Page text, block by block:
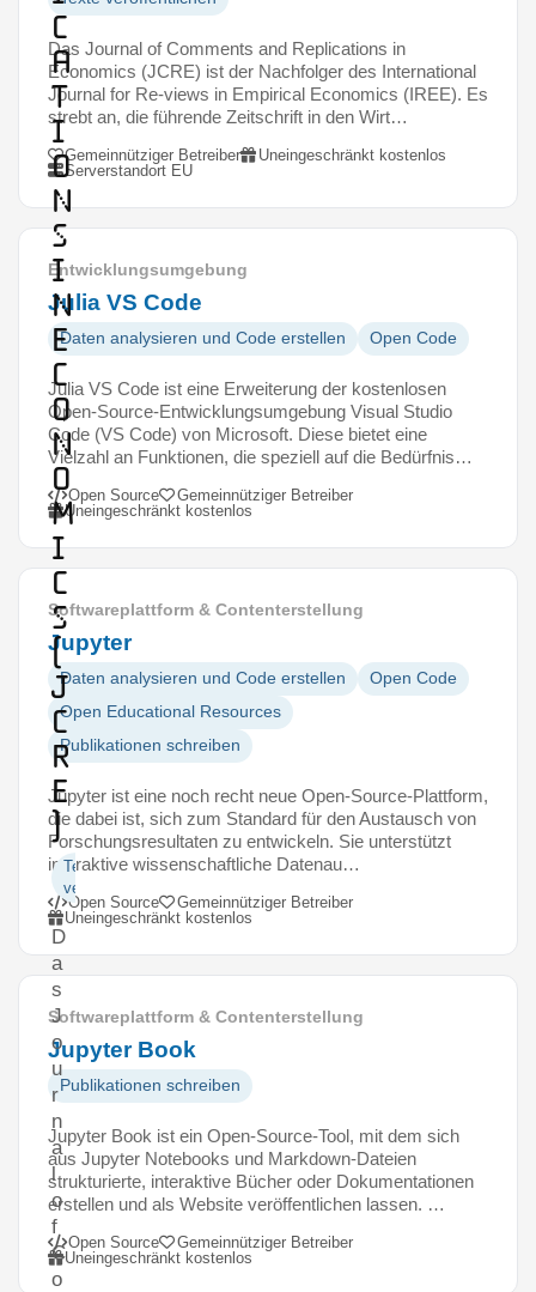
c
a
t
i
o
n
s
i
n
E
c
o
n
o
m
i
c
s
(
J
C
R
E
)
Texte
veröffentlichen
D
a
s
J
o
u
r
n
a
l
o
f
C
o
Das Journal of Comments and Replications in
Economics (JCRE) ist der Nachfolger des International
Journal for Re-views in Empirical Economics (IREE). Es
strebt an, die führende Zeitschrift in den Wirt…
Gemeinnütziger Betreiber
Uneingeschränkt kostenlos
Serverstandort EU
Entwicklungsumgebung
Julia VS Code
Daten analysieren und Code erstellen Open Code
Julia VS Code ist eine Erweiterung der kostenlosen
Open-Source-Entwicklungsumgebung Visual Studio
Code (VS Code) von Microsoft. Diese bietet eine
Vielzahl an Funktionen, die speziell auf die Bedürfnis…
Open Source
Gemeinnütziger Betreiber
Uneingeschränkt kostenlos
Softwareplattform & Contenterstellung
Jupyter
Daten analysieren und Code erstellen
Open Code
Open Educational Resources
Publikationen schreiben
Jupyter ist eine noch recht neue Open-Source-Plattform,
die dabei ist, sich zum Standard für den Austausch von
Forschungsresultaten zu entwickeln. Sie unterstützt
interaktive wissenschaftliche Datenau…
Open Source
Gemeinnütziger Betreiber
Uneingeschränkt kostenlos
Softwareplattform & Contenterstellung
Jupyter Book
Publikationen schreiben
Jupyter Book ist ein Open-Source-Tool, mit dem sich
aus Jupyter Notebooks und Markdown-Dateien
strukturierte, interaktive Bücher oder Dokumentationen
erstellen und als Website veröffentlichen lassen. …
Open Source
Gemeinnütziger Betreiber
Uneingeschränkt kostenlos